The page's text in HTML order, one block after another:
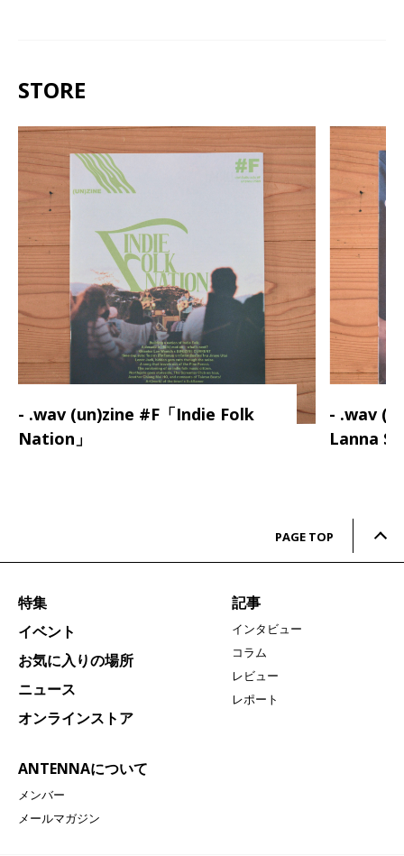
STORE
- .wav (un)zine #F「Indie Folk
Nation」
- .wav
Lanna
PAGE TOP
特集
イベント
お気に入りの場所
ニュース
オンラインストア
ANTENNAについて
メンバー
メールマガジン
記事
インタビュー
コラム
レビュー
レポート